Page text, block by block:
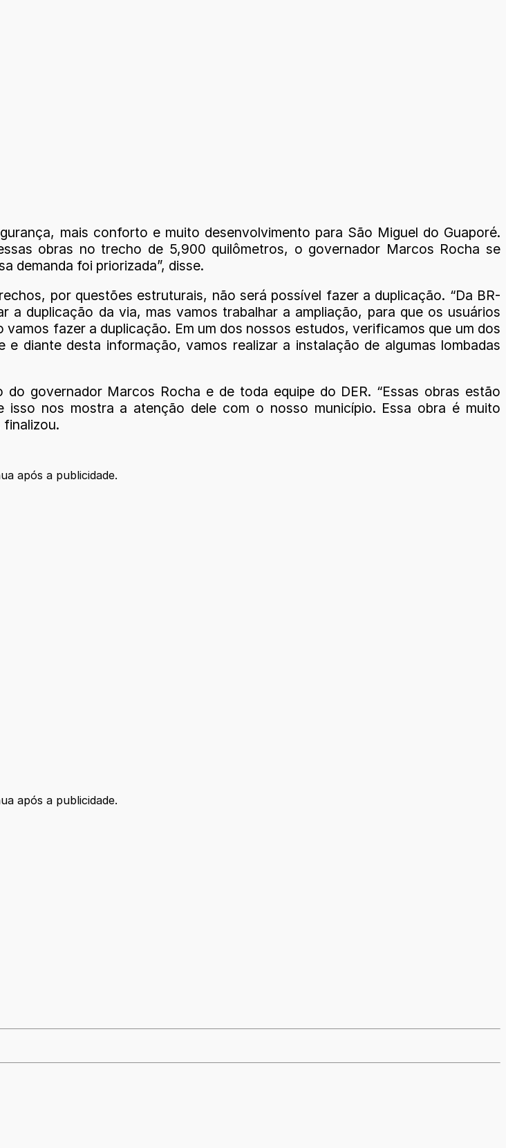
mais conforto e muito desenvolvimento para São Miguel do Guaporé.
obras no trecho de 5,900 quilômetros, o governador Marcos Rocha se
demanda foi priorizada”, disse.
por questões estruturais, não será possível fazer a duplicação. “Da BR-
duplicação da via, mas vamos trabalhar a ampliação, para que os usuários
fazer a duplicação. Em um dos nossos estudos, verificamos que um dos
diante desta informação, vamos realizar a instalação de algumas lombadas
governador Marcos Rocha e de toda equipe do DER. “Essas obras estão
nos mostra a atenção dele com o nosso município. Essa obra é muito
finalizou.
após a publicidade.
após a publicidade.